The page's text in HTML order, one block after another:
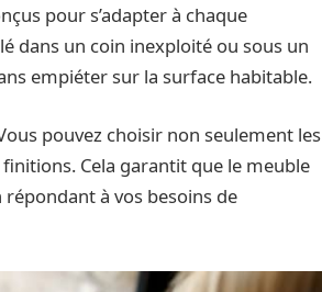
pour s’adapter à chaque
dans un coin inexploité ou sous un
empiéter sur la surface habitable.
pouvez choisir non seulement les
Cela garantit que le meuble
à vos besoins de